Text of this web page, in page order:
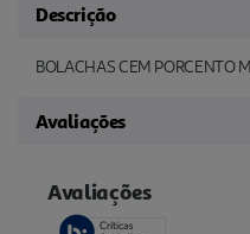
Descrição
BOLACHAS CEM PORCENTO
Avaliações